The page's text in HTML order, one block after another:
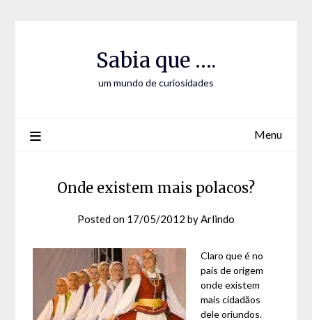
Sabia que ….
um mundo de curiosidades
Menu
Onde existem mais polacos?
Posted on 17/05/2012 byArlindo
Claro que é no
país de origem
onde existem
mais cidadãos
dele oriundos.